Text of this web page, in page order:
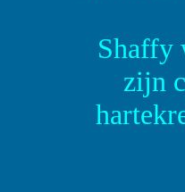
Shaffy
zijn